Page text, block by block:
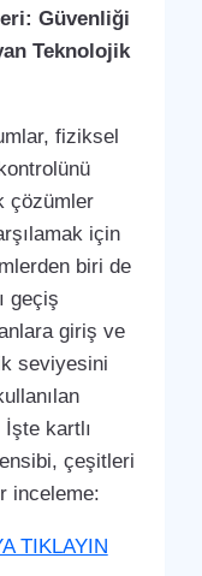
Güvenliği
Teknolojik
fiziksel
çözümler
için
biri de
geçiş
giriş ve
seviyesini
kartlı
çeşitleri
inceleme:
TIKLAYIN